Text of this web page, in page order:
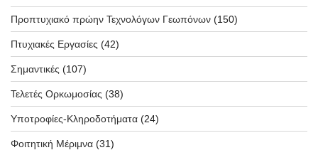
Προπτυχιακό πρώην Τεχνολόγων Γεωπόνων (150)
Πτυχιακές Εργασίες (42)
Σημαντικές (107)
Τελετές Ορκωμοσίας (38)
Υποτροφίες-Κληροδοτήματα (24)
Φοιτητική Μέριμνα (31)